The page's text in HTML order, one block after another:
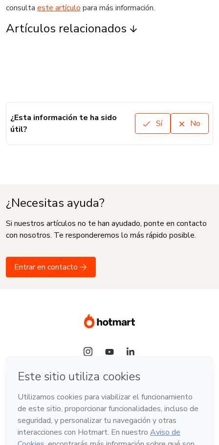
consulta este artículo para más información.
Artículos relacionados
¿Esta información te ha sido
útil?
Sí No
¿Necesitas ayuda?
Si nuestros artículos no te han ayudado, ponte en contacto
con nosotros. Te responderemos lo más rápido posible.
Entrar en contacto
Idioma
Español